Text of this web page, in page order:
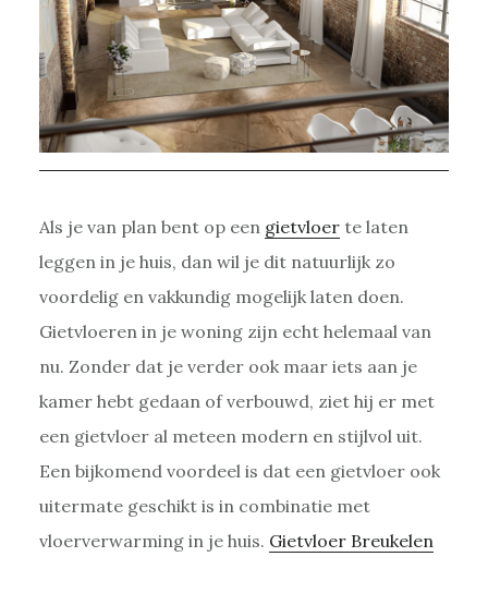
Als je van plan bent op een gietvloerte laten
leggen in je huis, dan wil je dit natuurlijk zo
voordelig en vakkundig mogelijk laten doen.
Gietvloeren in je woning zijn echt helemaal van
nu. Zonder dat je verder ook maar iets aan je
kamer hebt gedaan of verbouwd, ziet hij er met
een gietvloer al meteen modern en stijlvol uit.
Een bijkomend voordeel is dat een gietvloer ook
uitermate geschikt is in combinatie met
vloerverwarming in je huis. Gietvloer Breukelen